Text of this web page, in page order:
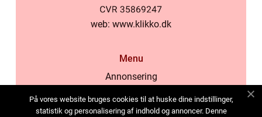
web: www.klikko.dk
Menu
Annonsering
Cookies
På vores website bruges cookies til at huske dine indstillinger,
statistik og personalisering af indhold og annoncer. Denne